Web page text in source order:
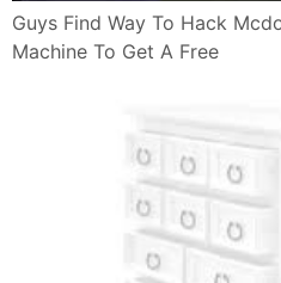
Guys Find Way To Hack
Machine To Get A Free